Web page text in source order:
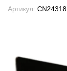
Артикул: CN24318